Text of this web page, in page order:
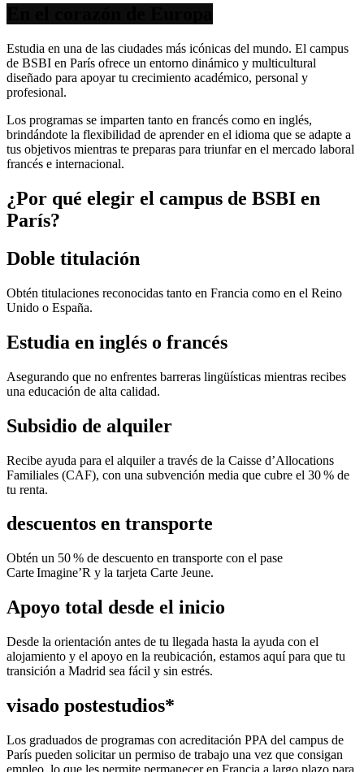
Estudia en una de las ciudades más icónicas del mundo. El campus
de BSBI en París ofrece un entorno dinámico y multicultural
diseñado para apoyar tu crecimiento académico, personal y
profesional.
Los programas se imparten tanto en francés como en inglés,
brindándote la flexibilidad de aprender en el idioma que se adapte a
tus objetivos mientras te preparas para triunfar en el mercado laboral
francés e internacional.
¿Por qué elegir el campus de BSBI en
París?
Doble titulación
Obtén titulaciones reconocidas tanto en Francia como en el Reino
Unido o España.
Estudia en inglés o francés
Asegurando que no enfrentes barreras lingüísticas mientras recibes
una educación de alta calidad.
Subsidio de alquiler
Recibe ayuda para el alquiler a través de la Caisse d’Allocations
Familiales (CAF), con una subvención media que cubre el 30 % de
tu renta.
descuentos en transporte
Obtén un 50 % de descuento en transporte con el pase
Carte Imagine’R y la tarjeta Carte Jeune.
Apoyo total desde el inicio
Desde la orientación antes de tu llegada hasta la ayuda con el
alojamiento y el apoyo en la reubicación, estamos aquí para que tu
transición a Madrid sea fácil y sin estrés.
visado postestudios*
Los graduados de programas con acreditación PPA del campus de
París pueden solicitar un permiso de trabajo una vez que consigan
empleo, lo que les permite permanecer en Francia a largo plazo para